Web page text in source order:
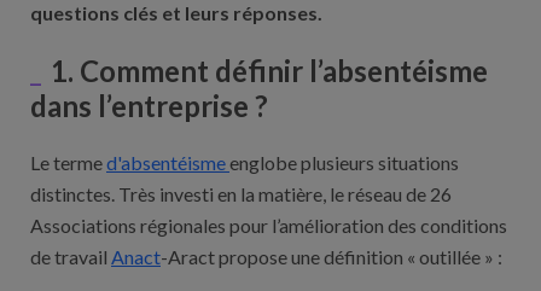
questions clés et leurs réponses.
1. Comment définir l’absentéisme
dans l’entreprise ?
Le termed'absentéismeenglobe plusieurs situations
distinctes. Très investi en la matière, le réseau de 26
Associations régionales pour l’amélioration des conditions
de travail Anact-Aract propose une définition « outillée » :